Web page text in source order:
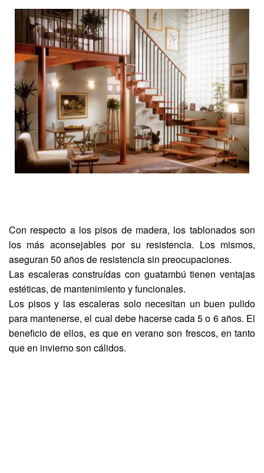
Con respecto a los pisos de madera, los tablonados son
los más aconsejables por su resistencia. Los mismos,
aseguran 50 años de resistencia sin preocupaciones.
Las escaleras construídas con guatambú tienen ventajas
estéticas, de mantenimiento y funcionales.
Los pisos y las escaleras solo necesitan un buen pulido
para mantenerse, el cual debe hacerse cada 5 o 6 años. El
beneficio de ellos, es que en verano son frescos, en tanto
que en invierno son cálidos.